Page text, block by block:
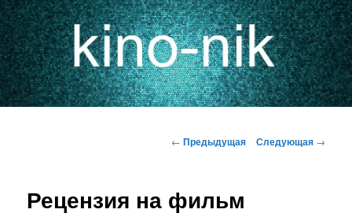
основному
Навигация
← Предыдущая Следующая →
Рецензия на фильм